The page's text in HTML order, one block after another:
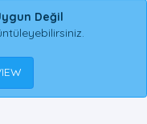
Değil